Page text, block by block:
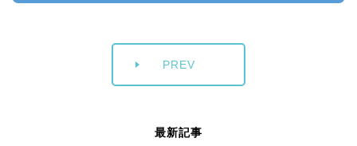
PREV
最新記事